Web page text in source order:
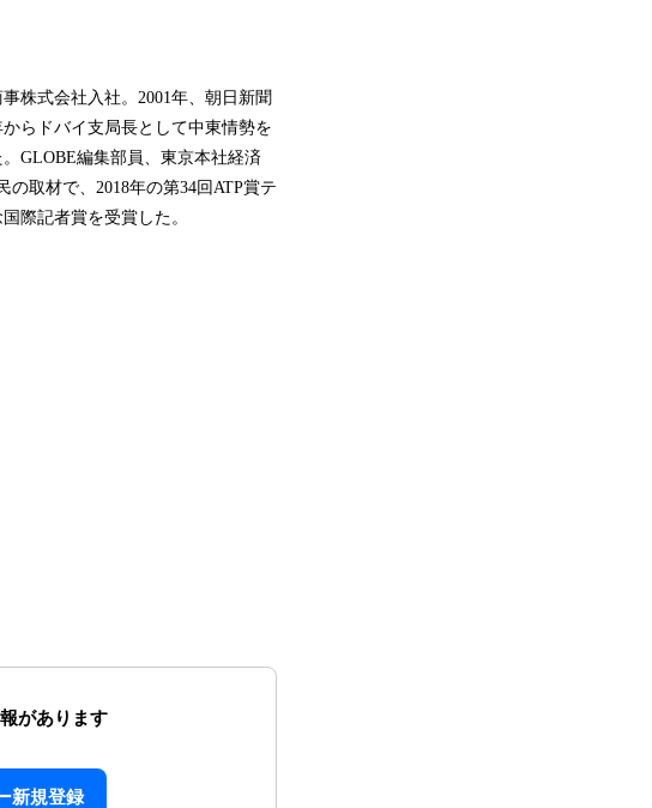
株式会社入社。2001年、朝日新聞
らドバイ支局長として中東情勢を
GLOBE編集部員、東京本社経済
取材で、2018年の第34回ATP賞テ
際記者賞を受賞した。
があります
新規登録